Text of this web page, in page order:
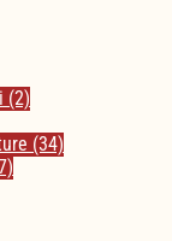
(2)
(34)